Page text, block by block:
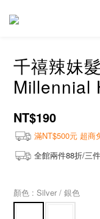
千禧辣妹
Millennial
NT$190
滿NT$500元 超商
全館兩件88折/三
顏色 : Silver / 銀色